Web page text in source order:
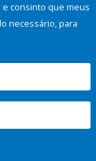
e consinto que meus
necessário, para